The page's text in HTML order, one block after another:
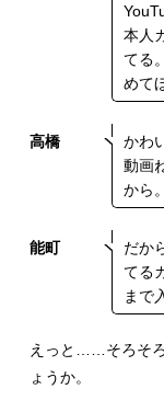
本人
てる
めて
高橋
かわ
動画
から
能町
だか
てる
まで
えっと……そろそ
ょうか。